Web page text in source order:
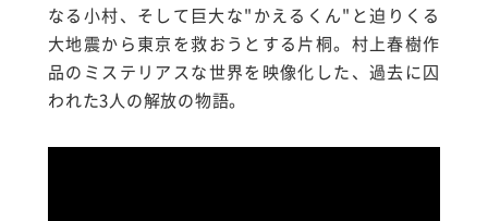
なる小村、そして巨大な"かえるくん"と迫りくる
大地震から東京を救おうとする片桐。村上春樹作
品のミステリアスな世界を映像化した、過去に囚
われた3人の解放の物語。